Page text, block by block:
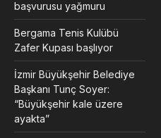
başvurusu yağmuru
Bergama Tenis Kulübü
Zafer Kupası başlıyor
İzmir Büyükşehir Belediye
Başkanı Tunç Soyer:
“Büyükşehir kale üzere
ayakta”